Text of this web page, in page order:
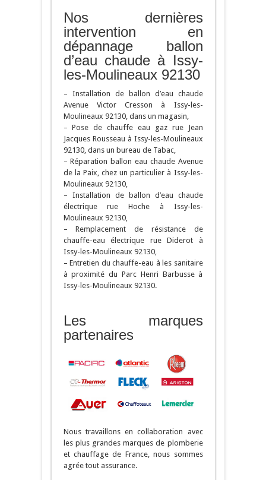
Nos dernières
intervention en
dépannage ballon
d’eau chaude à Issy-
les-Moulineaux 92130
– Installation de ballon d’eau chaude
Avenue Victor Cresson à Issy-les-
Moulineaux 92130, dans un magasin,
– Pose de chauffe eau gaz rue Jean
Jacques Rousseau à Issy-les-Moulineaux
92130, dans un bureau de Tabac,
– Réparation ballon eau chaude Avenue
de la Paix, chez un particulier à Issy-les-
Moulineaux 92130,
– Installation de ballon d’eau chaude
électrique rue Hoche à Issy-les-
Moulineaux 92130,
– Remplacement de résistance de
chauffe-eau électrique rue Diderot à
Issy-les-Moulineaux 92130,
– Entretien du chauffe-eau à les sanitaire
à proximité du Parc Henri Barbusse à
Issy-les-Moulineaux 92130.
Les marques
partenaires
Nous travaillons en collaboration avec
les plus grandes marques de plomberie
et chauffage de France, nous sommes
agrée tout assurance.